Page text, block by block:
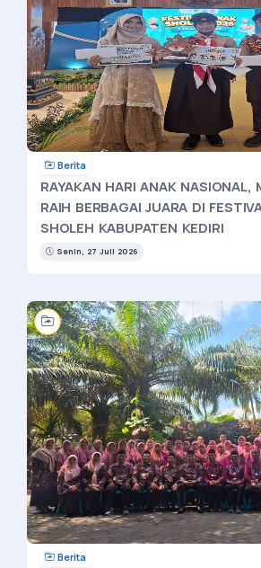
Berita
RAYAKAN HARI ANAK NASIONAL,
RAIH BERBAGAI JUARA DI
SHOLEH KABUPATEN KEDIRI
Senin, 27 Juli 2026
Berita